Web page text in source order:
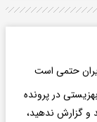
ایران حتمی است
در پرونده
و گزارش ندهید،